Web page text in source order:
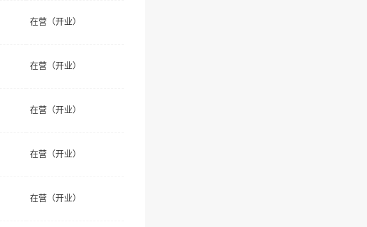
在营（开业）
在营（开业）
在营（开业）
在营（开业）
在营（开业）